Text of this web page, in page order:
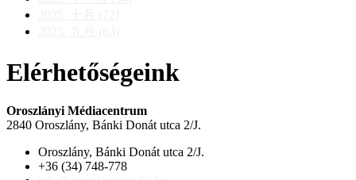
Elérhetőségeink
Oroszlányi Médiacentrum
2840 Oroszlány, Bánki Donát utca 2/J.
Oroszlány, Bánki Donát utca 2/J.
+36 (34) 748-778